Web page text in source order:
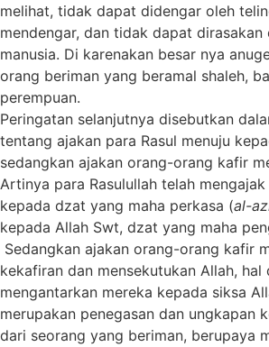
melihat, tidak dapat didengar oleh
mendengar, dan tidak dapat dirasakan
manusia. Di karenakan besar nya
orang beriman yang beramal shaleh,
perempuan.
Peringatan selanjutnya disebutkan
tentang ajakan para Rasul menuju
sedangkan ajakan orang-orang kafir
Artinya para Rasulullah telah
kepada dzat yang maha perkasa (al-
kepada Allah Swt, dzat yang maha
Sedangkan ajakan orang-orang kafir
kekafiran dan mensekutukan Allah, hal
mengantarkan mereka kepada siksa
merupakan penegasan dan ungkapan
dari seorang yang beriman, berupaya